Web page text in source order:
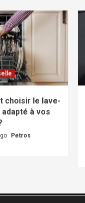
choisir le lave-
à vos
Petros